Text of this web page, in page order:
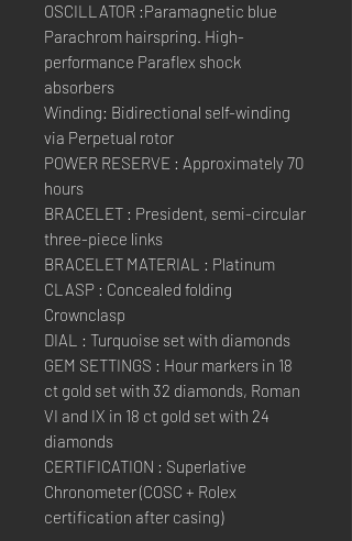
OSCILLATOR :Paramagnetic blue
Parachrom hairspring. High-
performance Paraflex shock
absorbers
Winding: Bidirectional self-winding
via Perpetual rotor
POWER RESERVE : Approximately 70
hours
BRACELET : President, semi-circular
three-piece links
BRACELET MATERIAL : Platinum
CLASP : Concealed folding
Crownclasp
DIAL : Turquoise set with diamonds
GEM SETTINGS : Hour markers in 18
ct gold set with 32 diamonds, Roman
VI and IX in 18 ct gold set with 24
diamonds
CERTIFICATION : Superlative
Chronometer (COSC + Rolex
certification after casing)